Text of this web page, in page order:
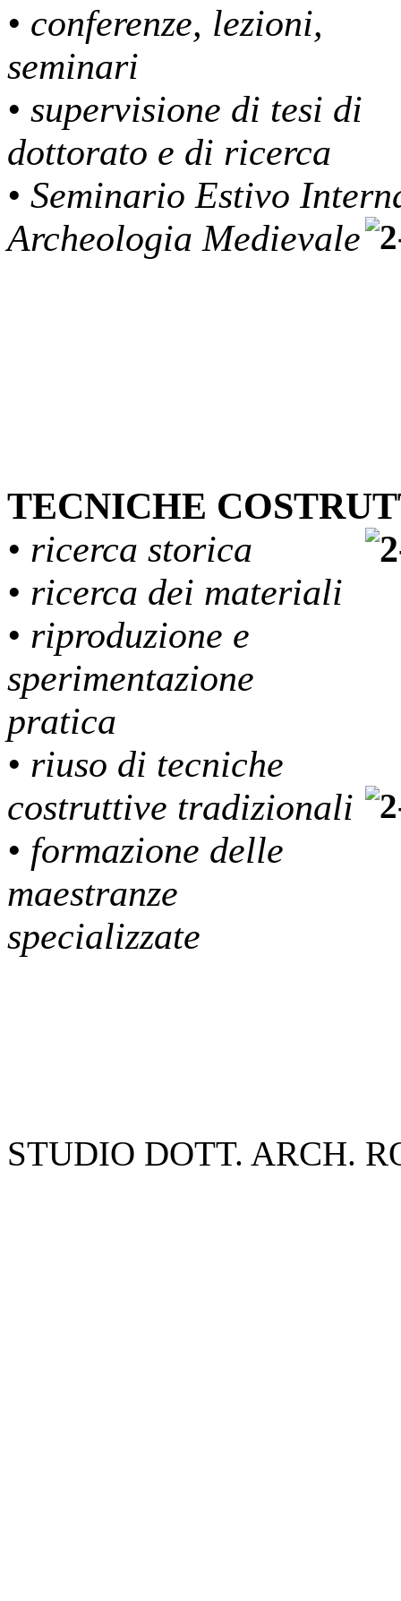
• conferenze, lezioni,
seminari
• supervisione di tesi di
dottorato e di ricerca
• Seminario Estivo
Archeologia Medievale
TECNICHE
• ricerca storica
• ricerca dei materiali
• riproduzione e
sperimentazione
pratica
• riuso di tecniche
costruttive tradizionali
• formazione delle
maestranze
specializzate
STUDIO DOTT. ARCH.